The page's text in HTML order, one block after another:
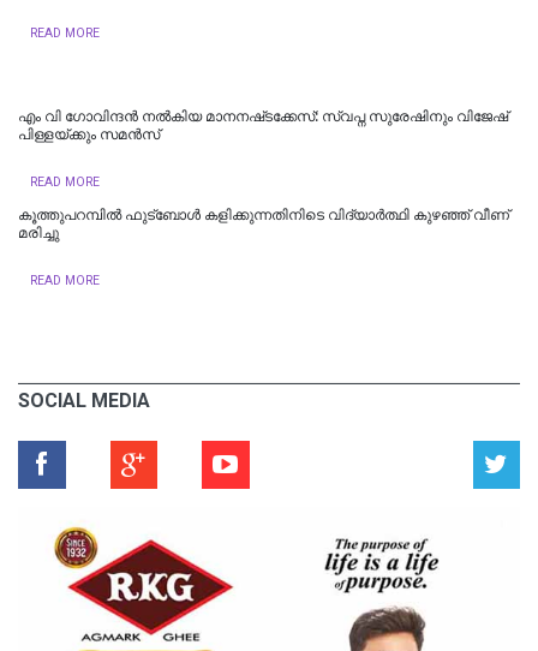
READ MORE
എം വി ഗോവിന്ദൻ നൽകിയ മാനനഷ്‌ടക്കേസ്: സ്വപ്ന സുരേഷിനും വിജേഷ്‌
പിള്ളയ്‌ക്കും സമൻസ്‌
READ MORE
കൂത്തുപറമ്പിൽ ഫുട്ബോൾ കളിക്കുന്നതിനിടെ വിദ്യാർത്ഥി കുഴഞ്ഞ് വീണ്
മരിച്ചു
READ MORE
SOCIAL MEDIA